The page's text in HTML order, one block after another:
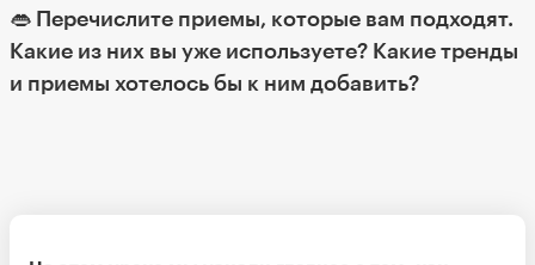
👄 Перечислите приемы, которые вам подходят.
Какие из них вы уже используете? Какие тренды
и приемы хотелось бы к ним добавить?